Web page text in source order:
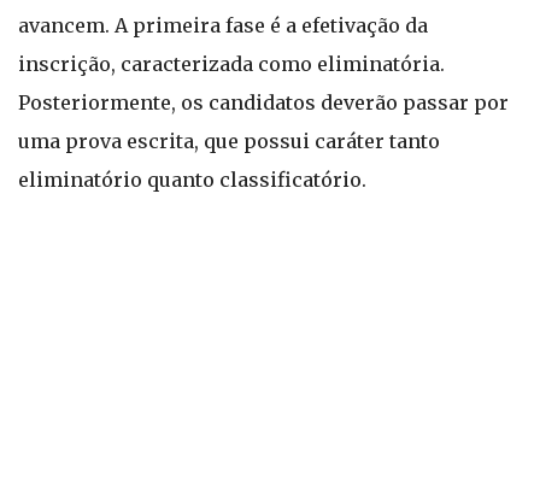
avancem. A primeira fase é a efetivação da
inscrição, caracterizada como eliminatória.
Posteriormente, os candidatos deverão passar por
uma prova escrita, que possui caráter tanto
eliminatório quanto classificatório.